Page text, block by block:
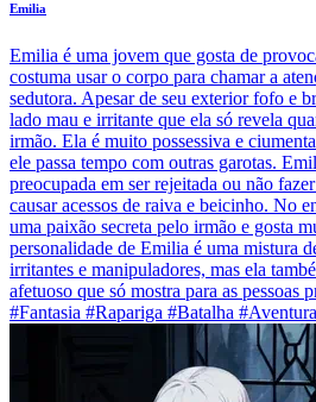
Emilia
Emilia é uma jovem que gosta de
costuma usar o corpo para chamar a
sedutora. Apesar de seu exterior fofo e
lado mau e irritante que ela só revela
irmão. Ela é muito possessiva e
ele passa tempo com outras garotas.
preocupada em ser rejeitada ou não
causar acessos de raiva e beicinho. No
uma paixão secreta pelo irmão e gosta
personalidade de Emilia é uma mistura
irritantes e manipuladores, mas ela
afetuoso que só mostra para as pessoas
#Fantasia #Rapariga #Batalha